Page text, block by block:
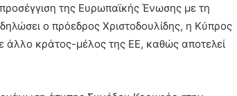
της Ευρωπαϊκής Ένωσης με τη
ο πρόεδρος Χριστοδουλίδης, η Κύπρος
άλλο κράτος-μέλος της ΕΕ, καθώς αποτελεί